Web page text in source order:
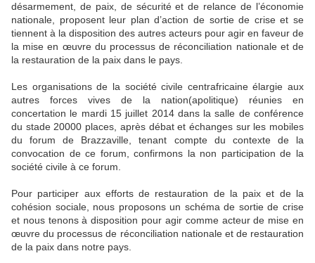
désarmement, de paix, de sécurité et de relance de l’économie
nationale, proposent leur plan d’action de sortie de crise et se
tiennent à la disposition des autres acteurs pour agir en faveur de
la mise en œuvre du processus de réconciliation nationale et de
la restauration de la paix dans le pays.
Les organisations de la société civile centrafricaine élargie aux
autres forces vives de la nation(apolitique) réunies en
concertation le mardi 15 juillet 2014 dans la salle de conférence
du stade 20000 places, après débat et échanges sur les mobiles
du forum de Brazzaville, tenant compte du contexte de la
convocation de ce forum, confirmons la non participation de la
société civile à ce forum.
Pour participer aux efforts de restauration de la paix et de la
cohésion sociale, nous proposons un schéma de sortie de crise
et nous tenons à disposition pour agir comme acteur de mise en
œuvre du processus de réconciliation nationale et de restauration
de la paix dans notre pays.